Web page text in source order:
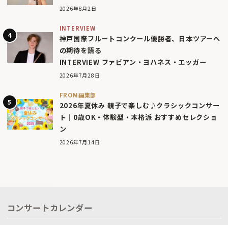
2026年8月2日
INTERVIEW
神戸国際フルートコンクール優勝者、日本ツアーへ
の期待を語る
INTERVIEW ファビアン・ヨハネス・エッガー
2026年7月28日
FROM編集部
2026年夏休み 親子で楽しむ♪クラシックコンサー
ト｜0歳OK・体験型・本格派 おすすめセレクショ
ン
2026年7月14日
コンサートカレンダー